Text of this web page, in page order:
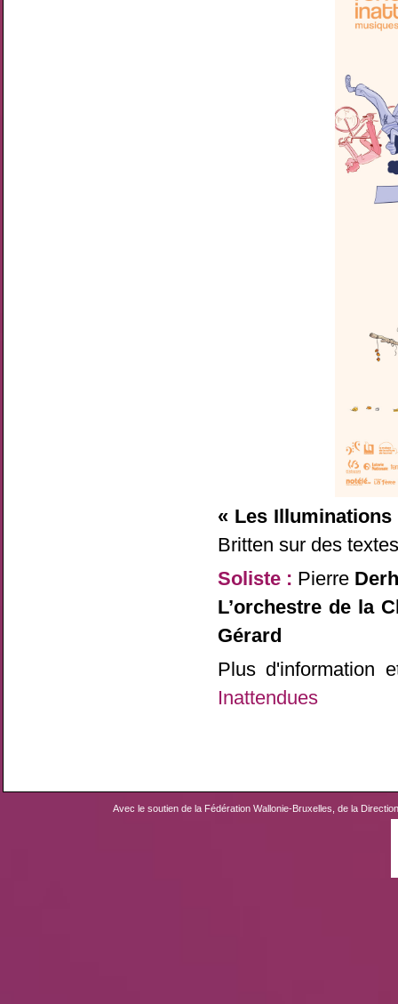
« Les Illuminations
Britten sur des
Soliste : Pierre
L’orchestre de la
Gérard
Plus d'information
Inattendues
Avec le soutien de la Fédération Wallonie-Bruxelles, de la